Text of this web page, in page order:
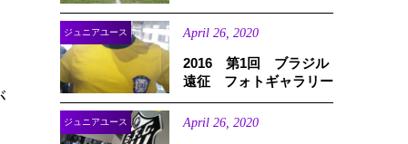
ジュニアユース April 26 2020
2016 第1回 ブラジル
遠征 フォトギャラリー
ジュニアユース April 26 2020